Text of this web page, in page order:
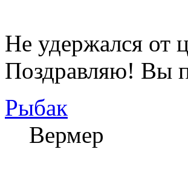
Не удержался от
Поздравляю! Вы
Рыбак
Вермер